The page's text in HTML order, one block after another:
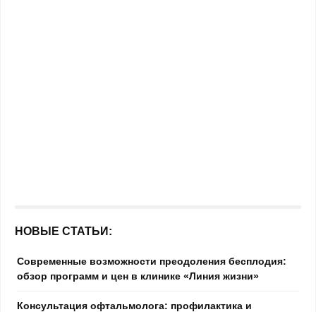
НОВЫЕ СТАТЬИ:
Современные возможности преодоления бесплодия:
обзор программ и цен в клинике «Линия жизни»
Консультация офтальмолога: профилактика и